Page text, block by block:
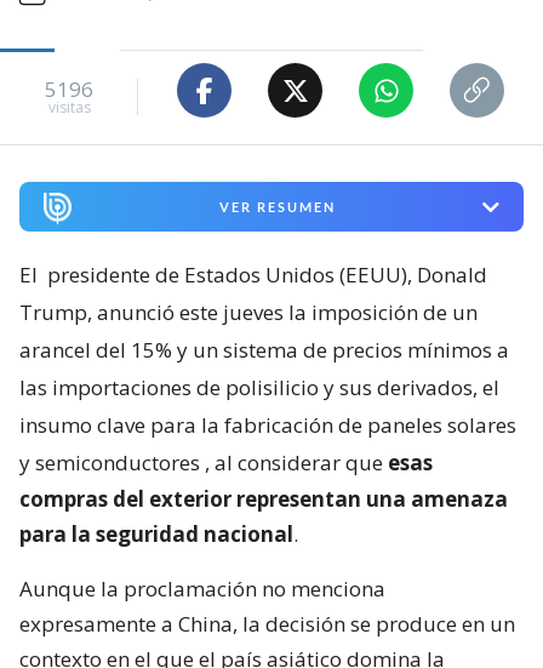
5196
visitas
VER RESUMEN
El presidente de Estados Unidos (EEUU), Donald
Trump, anunció este jueves la imposición de un
arancel del 15% y un sistema de precios mínimos a
las importaciones de polisilicio y sus derivados, el
insumo clave para la fabricación de paneles solares
y semiconductores , al considerar que esas
compras del exterior representan una amenaza
para la seguridad nacional.
Aunque la proclamación no menciona
expresamente a China, la decisión se produce en un
contexto en el que el país asiático domina la